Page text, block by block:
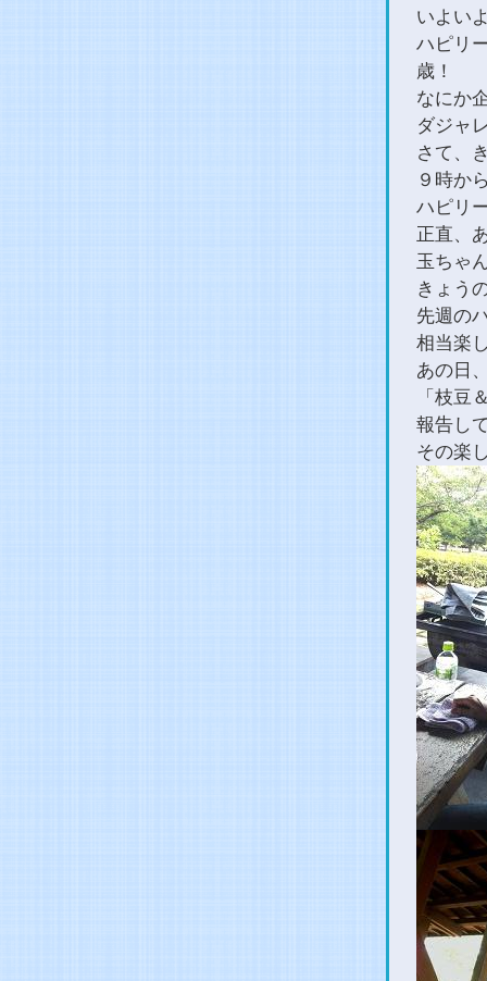
いよい
ハピリ
歳！
なにか
ダジャ
さて、
９時か
ハピリ
正直、
玉ちゃ
きょう
先週の
相当楽
あの日
「枝豆
報告し
その楽